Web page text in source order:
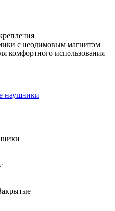
с неодимовым магнитом
комфортного использования
наушники